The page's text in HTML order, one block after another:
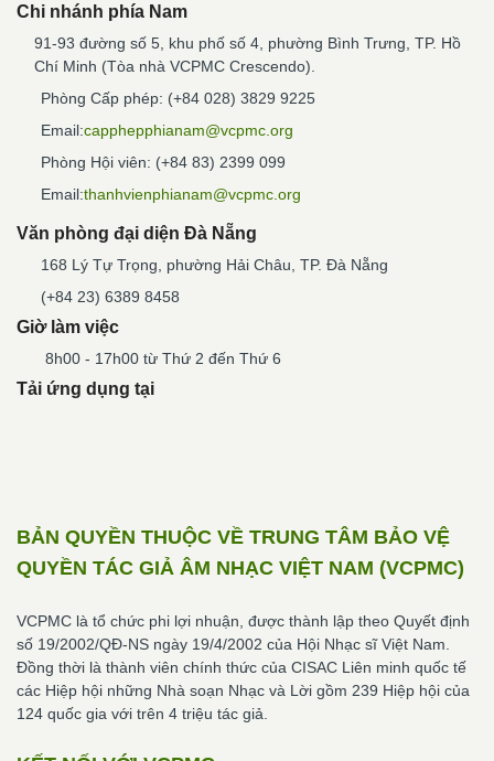
Chi nhánh phía Nam
91-93 đường số 5, khu phố số 4, phường Bình Trưng, TP. Hồ
Chí Minh (Tòa nhà VCPMC Crescendo).
Phòng Cấp phép: (+84 028) 3829 9225
Email:capphepphianam@vcpmc.org
Phòng Hội viên: (+84 83) 2399 099
Email:thanhvienphianam@vcpmc.org
Văn phòng đại diện Đà Nẵng
168 Lý Tự Trọng, phường Hải Châu, TP. Đà Nẵng
(+84 23) 6389 8458
Giờ làm việc
8h00 - 17h00 từ Thứ 2 đến Thứ 6
Tải ứng dụng tại
BẢN QUYỀN THUỘC VỀ TRUNG TÂM BẢO VỆ
QUYỀN TÁC GIẢ ÂM NHẠC VIỆT NAM (VCPMC)
VCPMC là tổ chức phi lợi nhuận, được thành lập theo Quyết định
số 19/2002/QĐ-NS ngày 19/4/2002 của Hội Nhạc sĩ Việt Nam.
Đồng thời là thành viên chính thức của CISAC Liên minh quốc tế
các Hiệp hội những Nhà soạn Nhạc và Lời gồm 239 Hiệp hội của
124 quốc gia với trên 4 triệu tác giả.